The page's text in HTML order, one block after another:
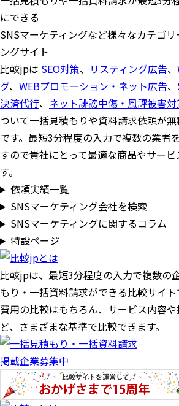
にできる
SNSマーケティングなど様々なカテゴ
ングサイト
比較jpは SEO対策、 リスティング広告、
グ、 WEBプロモーション・ネット広告、
決済代行、 ネット誹謗中傷・風評被害対
ついて一括見積もりや資料請求依頼が
です。最短3分程度の入力で複数の業者
すので貴社にとって最適な商品やサー
す。
依頼実績一覧
SNSマーケティング会社を検索
SNSマーケティングに関するコラム
特設ページ
比較jpは、 最短3分程度の入力で複数の
もり・一括資料請求ができる比較サイト
費用の比較はもちろん、サービス内容
ど、さまざまな基準で比較できます。
掲載企業募集中